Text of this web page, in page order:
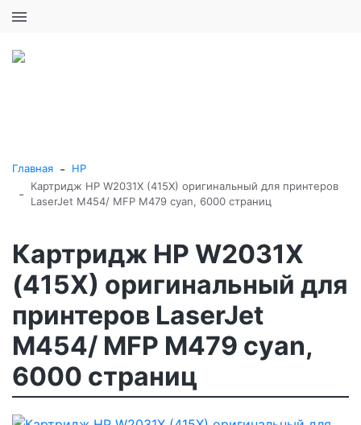
Главная - HP
-
Картридж HP W2031X (415X) оригинальный для принтеров
LaserJet M454/ MFP M479 cyan, 6000 страниц
Картридж HP W2031X
(415X) оригинальный для
принтеров LaserJet
M454/ MFP M479 cyan,
6000 страниц